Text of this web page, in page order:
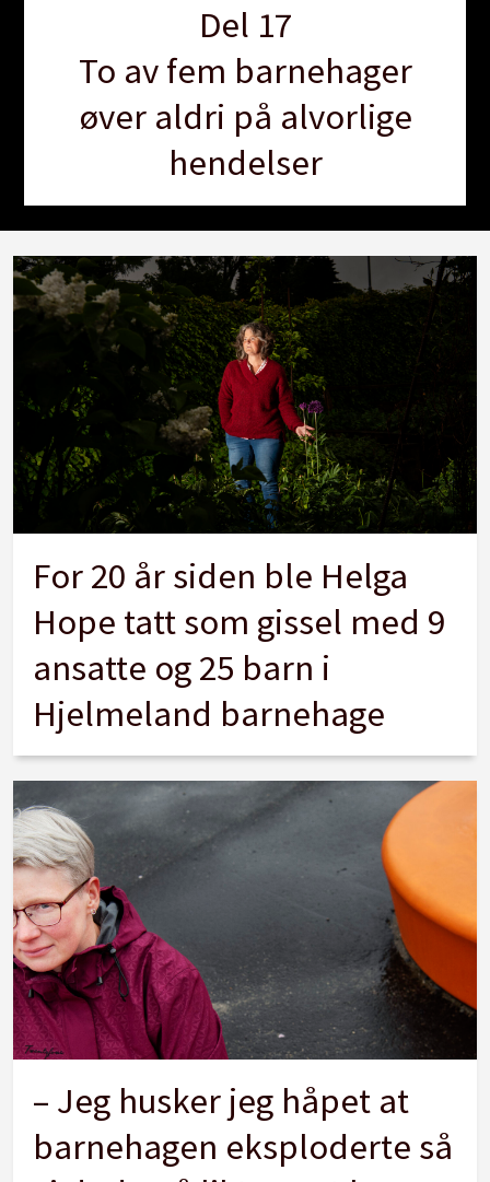
Del 17
To av fem barnehager
øver aldri på alvorlige
hendelser
For 20 år siden ble Helga
Hope tatt som gissel med 9
ansatte og 25 barn i
Hjelmeland barnehage
– Jeg husker jeg håpet at
barnehagen eksploderte så